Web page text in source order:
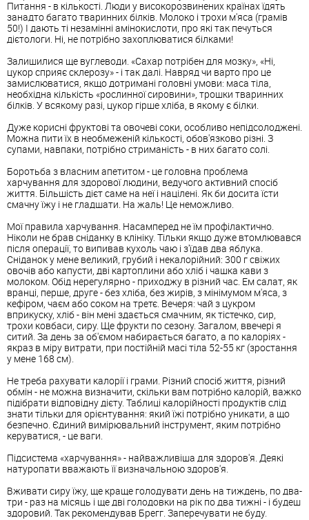
Питання - в кількості. Люди у високорозвинених країнах їдять
занадто багато тваринних білків. Молоко і трохи м'яса (грамів
50!) І дають ті незамінні амінокислоти, про які так печуться
дієтологи. Ні, не потрібно захоплюватися білками!
Залишилися ще вуглеводи. «Сахар потрібен для мозку», «Ні,
цукор сприяє склерозу» - і так далі. Навряд чи варто про це
замислюватися, якщо дотримані головні умови: маса тіла,
необхідна кількість «рослинної сировини», трошки тваринних
білків. У всякому разі, цукор гірше хліба, в якому є білки.
Дуже корисні фруктові та овочеві соки, особливо непідсолоджені.
Можна пити їх в необмеженій кількості, обов'язково різні. З
супами, навпаки, потрібно стриманість - в них багато солі.
Боротьба з власним апетитом - це головна проблема
харчування для здорової людини, ведучого активний спосіб
життя. Більшість дієт саме на неї і націлені. Як би досита їсти
смачну їжу і не гладшати. На жаль! Це неможливо.
Мої правила харчування. Насамперед не їм профілактично.
Ніколи не брав сніданку в клініку. Тільки якщо дуже втомлювався
після операції, то випивав кухоль чаю і з'їдав два яблука.
Сніданок у мене великий, грубий і некалорійний: 300 г свіжих
овочів або капусти, дві картоплини або хліб і чашка кави з
молоком. Обід нерегулярно - приходжу в різний час. Ем салат, як
вранці, перше, друге - без хліба, без жирів, з мінімумом м'яса, з
кефіром, чаєм або соком на третє. Вечеря: чай з цукром
вприкуску, хліб - він мені здається смачним, як тістечко, сир,
трохи ковбаси, сиру. Ще фрукти по сезону. Загалом, ввечері я
ситий. За день за об'ємом набирається багато, а по калоріях -
якраз в міру витрати, при постійній масі тіла 52-55 кг (зростання
у мене 168 см).
Не треба рахувати калорії і грами. Різний спосіб життя, різний
обмін - не можна визначити, скільки вам потрібно калорій, важко
підібрати відповідну дієту. Таблиці калорійності продуктів слід
знати тільки для орієнтування: який їжі потрібно уникати, а що
безпечно. Єдиний вимірювальний інструмент, яким потрібно
керуватися, - це ваги.
Підсистема «харчування» - найважливіша для здоров'я. Деякі
натуропати вважають її визначальною здоров'я.
Вживати сиру їжу, ще краще голодувати день на тиждень, по два-
три - раз на місяць і ще дві голодовки на рік по два тижні - і будеш
здоровий. Так рекомендував Брегг. Заперечувати не буду.